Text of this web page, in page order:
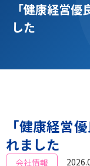
「健康経営
した
「健康経営
れました
会社情報